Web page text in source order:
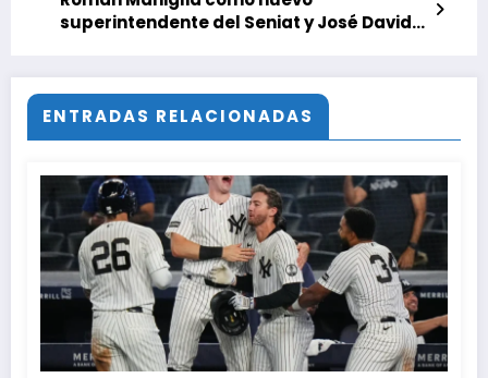
superintendente del Seniat y José David
ENTRADAS RELACIONADAS